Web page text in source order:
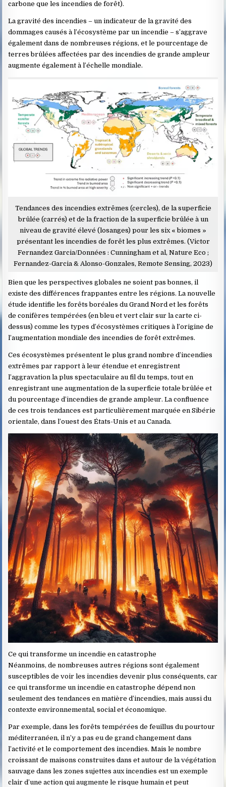
carbone que les incendies de forêt).
La gravité des incendies – un indicateur de la gravité des
dommages causés à l’écosystème par un incendie – s’aggrave
également dans de nombreuses régions, et le pourcentage de
terres brûlées affectées par des incendies de grande ampleur
augmente également à l’échelle mondiale.
Tendances des incendies extrêmes (cercles), de la superficie
brûlée (carrés) et de la fraction de la superficie brûlée à un
niveau de gravité élevé (losanges) pour les six « biomes »
présentant les incendies de forêt les plus extrêmes. (Victor
Fernandez Garcia/Données : Cunningham et al, Nature Eco ;
Fernandez-Garcia & Alonso-Gonzales, Remote Sensing, 2023)
Bien que les perspectives globales ne soient pas bonnes, il
existe des différences frappantes entre les régions. La nouvelle
étude identifie les forêts boréales du Grand Nord et les forêts
de conifères tempérées (en bleu et vert clair sur la carte ci-
dessus) comme les types d’écosystèmes critiques à l’origine de
l’augmentation mondiale des incendies de forêt extrêmes.
Ces écosystèmes présentent le plus grand nombre d’incendies
extrêmes par rapport à leur étendue et enregistrent
l’aggravation la plus spectaculaire au fil du temps, tout en
enregistrant une augmentation de la superficie totale brûlée et
du pourcentage d’incendies de grande ampleur. La confluence
de ces trois tendances est particulièrement marquée en Sibérie
orientale, dans l’ouest des États-Unis et au Canada.
Ce qui transforme un incendie en catastrophe
Néanmoins, de nombreuses autres régions sont également
susceptibles de voir les incendies devenir plus conséquents, car
ce qui transforme un incendie en catastrophe dépend non
seulement des tendances en matière d’incendies, mais aussi du
contexte environnemental, social et économique.
Par exemple, dans les forêts tempérées de feuillus du pourtour
méditerranéen, il n’y a pas eu de grand changement dans
l’activité et le comportement des incendies. Mais le nombre
croissant de maisons construites dans et autour de la végétation
sauvage dans les zones sujettes aux incendies est un exemple
clair d’une action qui augmente le risque humain et peut